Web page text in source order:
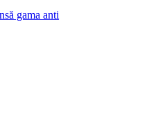
gama anti